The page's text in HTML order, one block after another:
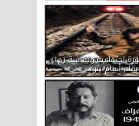
السيلفي ثورة اجتماعية وثقافية (ج1)
بقلم أسام يتوب